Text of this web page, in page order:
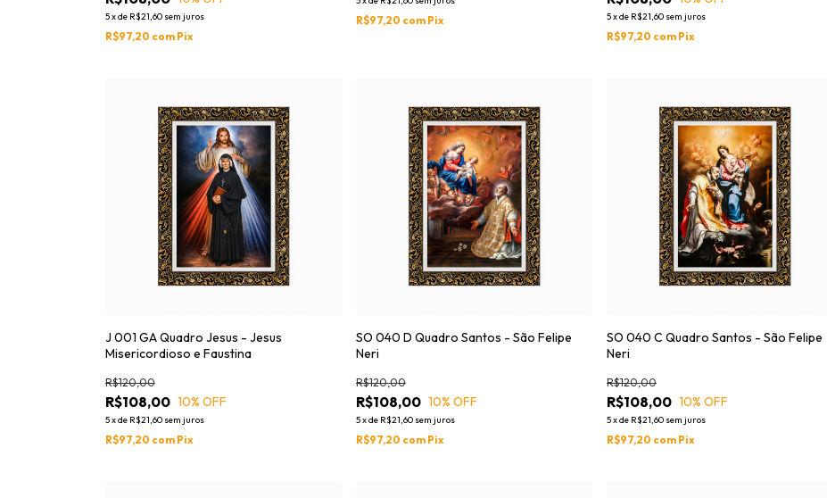
5xde R$21,60 sem juros
R$97,20 com Pix
R$97,20 com Pix 5xde R$21,60 sem juros
R$97,20 com Pix
J 001 GA Quadro Jesus - Jesus
Misericordioso e Faustina
R$108,00
R$120,00
10% OFF
5xde R$21,60 sem juros
R$97,20 com Pix
SO 040 D Quadro Santos - São Felipe
Neri
R$108,00
R$120,00
10% OFF
5xde R$21,60 sem juros
R$97,20 com Pix
SO 040 C Quadro Santos - São Felipe
Neri
R$108,00
R$120,00
10% OFF
5xde R$21,60 sem juros
R$97,20 com Pix